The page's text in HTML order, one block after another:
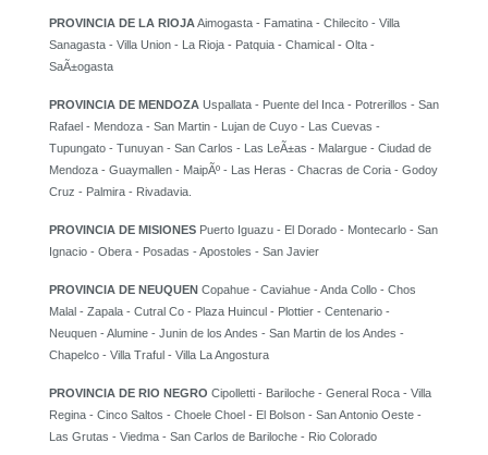
PROVINCIA DE LA RIOJAAimogasta - Famatina - Chilecito - Villa
Sanagasta - Villa Union - La Rioja - Patquia - Chamical - Olta -
SaÃ±ogasta
PROVINCIA DE MENDOZA Uspallata - Puente del Inca - Potrerillos - San
Rafael - Mendoza - San Martin - Lujan de Cuyo - Las Cuevas -
Tupungato - Tunuyan - San Carlos - Las LeÃ±as - Malargue - Ciudad de
Mendoza - Guaymallen - MaipÃº - Las Heras - Chacras de Coria - Godoy
Cruz - Palmira - Rivadavia.
PROVINCIA DE MISIONES Puerto Iguazu - El Dorado - Montecarlo - San
Ignacio - Obera - Posadas - Apostoles - San Javier
PROVINCIA DE NEUQUEN Copahue - Caviahue - Anda Collo - Chos
Malal - Zapala - Cutral Co - Plaza Huincul - Plottier - Centenario -
Neuquen - Alumine - Junin de los Andes - San Martin de los Andes -
Chapelco - Villa Traful - Villa La Angostura
PROVINCIA DE RIO NEGRO Cipolletti - Bariloche - General Roca - Villa
Regina - Cinco Saltos - Choele Choel - El Bolson - San Antonio Oeste -
Las Grutas - Viedma - San Carlos de Bariloche - Rio Colorado